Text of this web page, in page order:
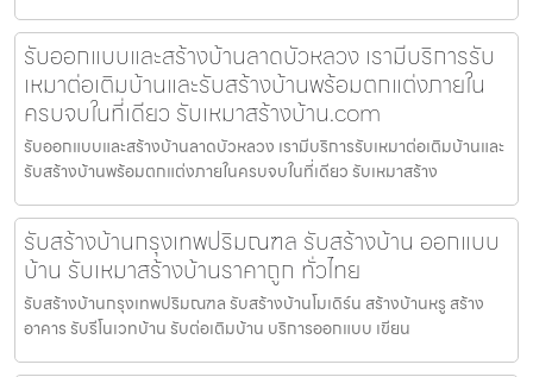
รับออกแบบและสร้างบ้านลาดบัวหลวง เรามีบริการรับ
เหมาต่อเติมบ้านและรับสร้างบ้านพร้อมตกแต่งภายใน
ครบจบในที่เดียว รับเหมาสร้างบ้าน.com
รับออกแบบและสร้างบ้านลาดบัวหลวง เรามีบริการรับเหมาต่อเติมบ้านและ
รับสร้างบ้านพร้อมตกแต่งภายในครบจบในที่เดียว รับเหมาสร้าง
รับสร้างบ้านกรุงเทพปริมณฑล รับสร้างบ้าน ออกแบบ
บ้าน รับเหมาสร้างบ้านราคาถูก ทั่วไทย
รับสร้างบ้านกรุงเทพปริมณฑล รับสร้างบ้านโมเดิร์น สร้างบ้านหรู สร้าง
อาคาร รับรีโนเวทบ้าน รับต่อเติมบ้าน บริการออกแบบ เขียน